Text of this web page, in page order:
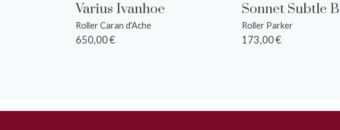
Varius Ivanhoe
Roller Caran d'Ache
650,00 €
Sonnet Subtle
Roller Parker
173,00 €